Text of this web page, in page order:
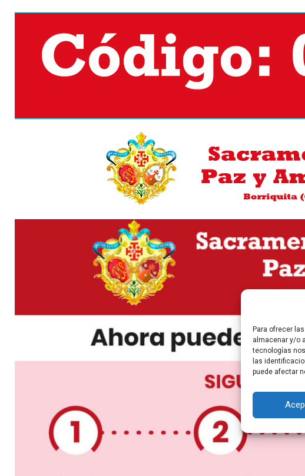
Para ofrecer
almacenar y/o
tecnologías
las
puede afectar